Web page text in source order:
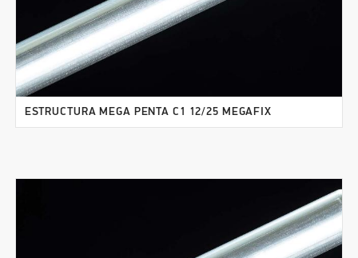
ESTRUCTURA MEGA PENTA C1 12/25 MEGAFIX